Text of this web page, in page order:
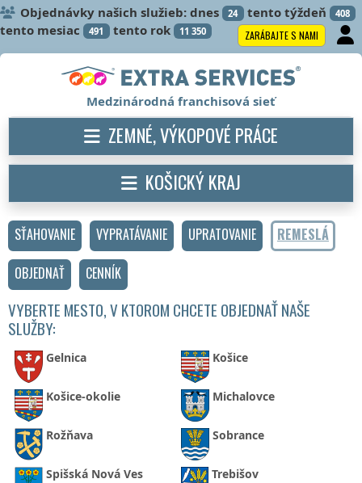
Objednávky našich služieb: dnes 24 tento týždeň 408
tento mesiac 491 tento rok 11 350 ZARÁBAJTE S NAMI
SŤAHOVANIE VYPRATÁVANIE UPRATOVANIE
REMESLÁ
OBJEDNAŤ
CENNÍK
VYBERTE MESTO, V KTOROM CHCETE OBJEDNAŤ NAŠE
SLUŽBY:
Gelnica Košice
Košice-okolie Michalovce
Rožňava Sobrance
Spišská Nová Ves Trebišov
Medzinárodná franchisová sieť
ZEMNÉ, VÝKOPOVÉ PRÁCE
KOŠICKÝ KRAJ